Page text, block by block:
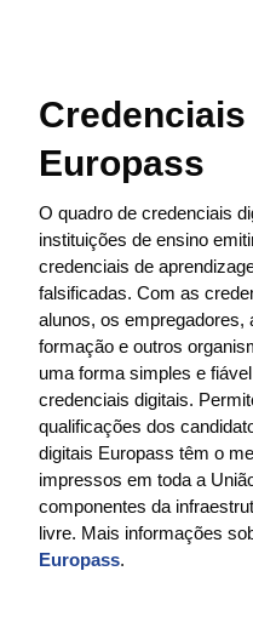
Europass
O quadro de credenciais
instituições de ensino
credenciais de
falsificadas. Com as
alunos, os empregadores,
formação e outros
uma forma simples e
credenciais digitais.
qualificações dos
digitais Europass têm o
impressos em toda a
componentes da
livre. Mais informações
Europass.